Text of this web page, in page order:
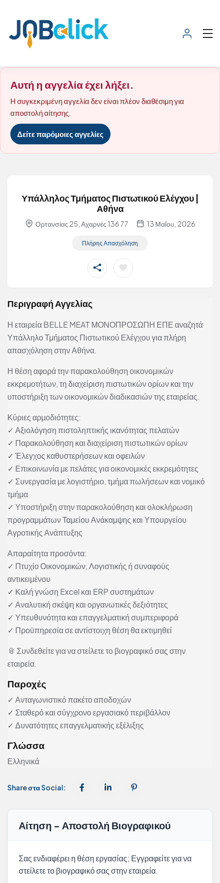
Αυτή η αγγελία έχει λήξει.
Η συγκεκριμένη αγγελία δεν είναι πλέον διαθέσιμη για
αποστολή αίτησης.
Δείτε παρόμοιες αγγελίες
Υπάλληλος Τμήματος Πιστωτικού Ελέγχου |
Αθήνα
Ορτανσίας 25, Αχαρνές 136 77 13 Μαΐου, 2026
Πλήρης Απασχόληση
Περιγραφή Αγγελίας
Η εταιρεία BELLE MEAT ΜΟΝΟΠΡΟΣΩΠΗ ΕΠΕ αναζητά
Υπάλληλο Τμήματος Πιστωτικού Ελέγχου για πλήρη
απασχόληση στην Αθήνα.
Η θέση αφορά την παρακολούθηση οικονομικών
εκκρεμοτήτων, τη διαχείριση πιστωτικών ορίων και την
υποστήριξη των οικονομικών διαδικασιών της εταιρείας.
Κύριες αρμοδιότητες:
✓ Αξιολόγηση πιστοληπτικής ικανότητας πελατών
✓ Παρακολούθηση και διαχείριση πιστωτικών ορίων
✓ Έλεγχος καθυστερήσεων και οφειλών
✓ Επικοινωνία με πελάτες για οικονομικές εκκρεμότητες
✓ Συνεργασία με λογιστήριο, τμήμα πωλήσεων και νομικό
τμήμα
✓ Υποστήριξη στην παρακολούθηση και ολοκλήρωση
προγραμμάτων Ταμείου Ανάκαμψης και Υπουργείου
Αγροτικής Ανάπτυξης
Απαραίτητα προσόντα:
✓ Πτυχίο Οικονομικών, Λογιστικής ή συναφούς
αντικειμένου
✓ Καλή γνώση Excel και ERP συστημάτων
✓ Αναλυτική σκέψη και οργανωτικές δεξιότητες
✓ Υπευθυνότητα και επαγγελματική συμπεριφορά
✓ Προϋπηρεσία σε αντίστοιχη θέση θα εκτιμηθεί
📎 Συνδεθείτε για να στείλετε το βιογραφικό σας στην
εταιρεία.
Παροχές
✓ Ανταγωνιστικό πακέτο αποδοχών
✓ Σταθερό και σύγχρονο εργασιακό περιβάλλον
✓ Δυνατότητες επαγγελματικής εξέλιξης
Γλώσσα
Ελληνικά
Share στα Social:
Αίτηση - Αποστολή Βιογραφικού
Σας ενδιαφέρει η θέση εργασίας; Εγγραφείτε για να
στείλετε το βιογραφικό σας στην εταιρεία.